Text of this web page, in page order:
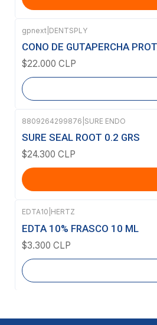
Agotado
gpnext DENTSPLY
CONO DE GUTAPERCHA
$22.000 CLP
8809264299876 SURE ENDO
SURE SEAL ROOT 0.2 GRS
$24.300 CLP
Agotado
EDTA10 HERTZ
EDTA 10% FRASCO 10 ML
$3.300 CLP